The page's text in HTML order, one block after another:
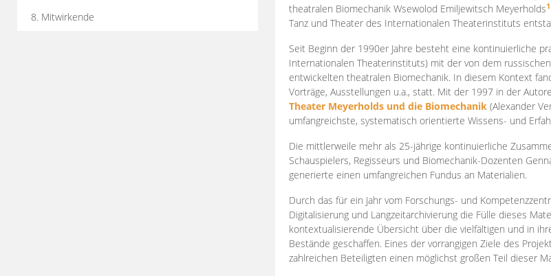
8. Mitwirkende
theatralen Biomechanik Wsewolod Emiljewitsch Meyerholds1
Tanz und Theater des Internationalen Theaterinstituts
Seit Beginn der 1990er Jahre besteht eine kontinuierliche
Internationalen Theaterinstituts) mit der von dem
entwickelten theatralen Biomechanik. In diesem Kontext
Vorträge, Ausstellungen u.a., statt. Mit der 1997 in der
Theater Meyerholds und die Biomechanik (Alexander
umfangreichste, systematisch orientierte Wissens- und
Die mittlerweile mehr als 25-jährige kontinuierliche
Schauspielers, Regisseurs und Biomechanik-Dozenten
generierte einen umfangreichen Fundus an Materialien.
Durch das für ein Jahr vom Forschungs- und
Digitalisierung und Langzeitarchivierung die Fülle dieses
kontextualisierende Übersicht über die vielfältigen und in
Bestände geschaffen. Eines der vorrangigen Ziele des
zahlreichen Beteiligten einen möglichst großen Teil dieser